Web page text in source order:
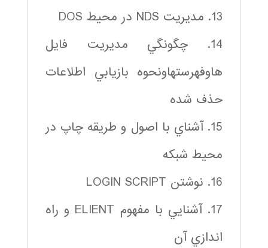
13. مديريت NDS در محيط DOS
14. چگونگي مديريت فايل
هاوفهرستهاونحوه بازيابي اطلاعات
حذف شده
15. آشناي با اصول و طريقه چاپ در
محيط شبكه
16. نوشتن LOGIN SCRIPT
17. آشنايي با مفهوم ELIENT و راه
اندازي آن